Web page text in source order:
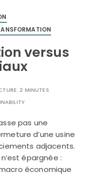
versus
2 MINUTES
pas une
d’une usine
adjacents.
épargnée :
macro économique